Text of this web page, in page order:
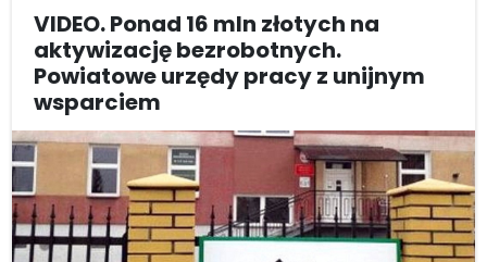
VIDEO. Ponad 16 mln złotych na
aktywizację bezrobotnych.
Powiatowe urzędy pracy z unijnym
wsparciem